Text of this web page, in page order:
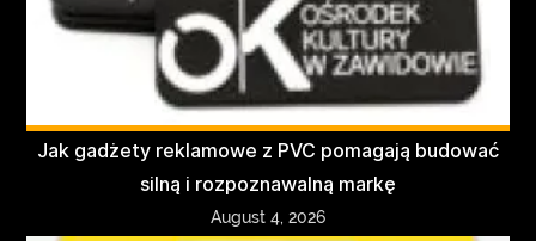
Jak gadżety reklamowe z PVC pomagają budować
silną i rozpoznawalną markę
August 4, 2026